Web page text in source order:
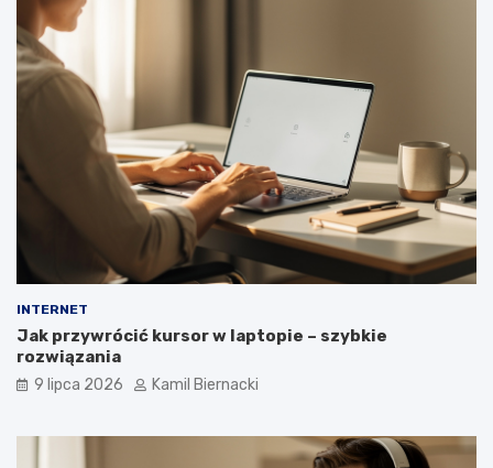
INTERNET
Jak przywrócić kursor w laptopie – szybkie
rozwiązania
9 lipca 2026 Kamil Biernacki